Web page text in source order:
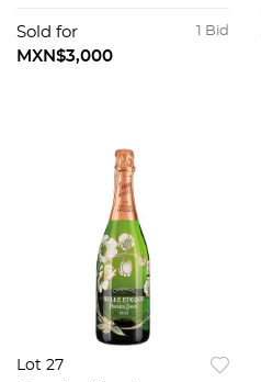
Château Saint-André
1996 4 pzs total
1 Bid
Sold for
MXN$3,000
Lot 27